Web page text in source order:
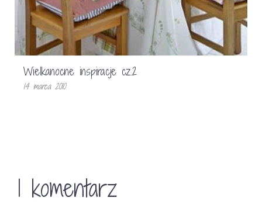
Wielkanocne inspiracje cz.2
14 marca 2010
1 komentarz